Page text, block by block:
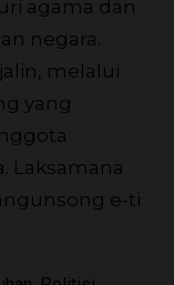
agama dan
negara.
melalui
yang
Laksamana
e-ti